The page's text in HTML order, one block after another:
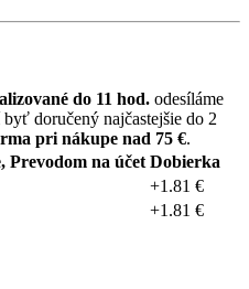
do 11 hod. odesíláme
doručený najčastejšie do 2
pri nákupe nad 75 €.
Prevodom na účet Dobierka
+1.81 €
+1.81 €